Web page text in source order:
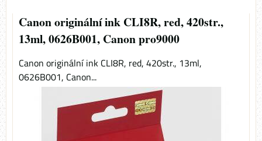
Canon originální ink CLI8R, red, 420str.,
13ml, 0626B001, Canon pro9000
Canon originální ink CLI8R, red, 420str., 13ml,
0626B001, Canon...